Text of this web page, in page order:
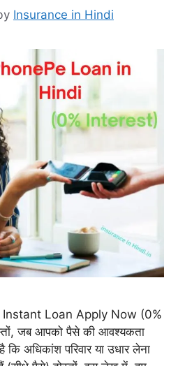
Insurance in Hindi
Loan Apply Now (0%
जब आपको पैसे की आवश्यकता
अधिकांश परिवार या उधार लेना